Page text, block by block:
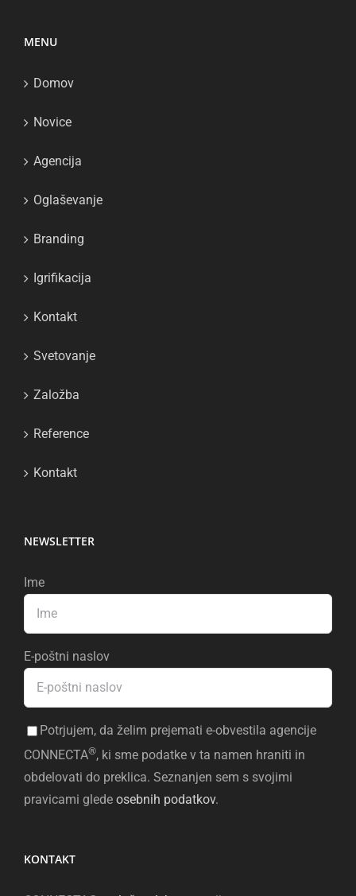
MENU
Domov
Novice
Agencija
Oglaševanje
Branding
Igrifikacija
Kontakt
Svetovanje
Založba
Reference
Kontakt
NEWSLETTER
Ime
E-poštni naslov
Potrjujem, da želim prejemati e-obvestila agencije
CONNECTA®, ki sme podatke v ta namen hraniti in
obdelovati do preklica. Seznanjen sem s svojimi
pravicami glede osebnih podatkov.
KONTAKT